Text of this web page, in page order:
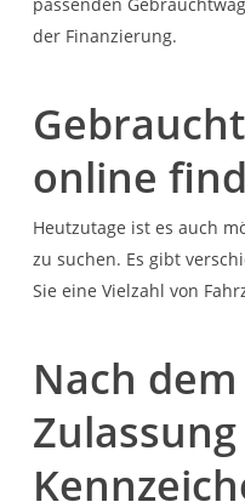
der Finanzierung.
online
Heutzutage ist es auch
zu suchen. Es gibt
Sie eine Vielzahl von
Nach